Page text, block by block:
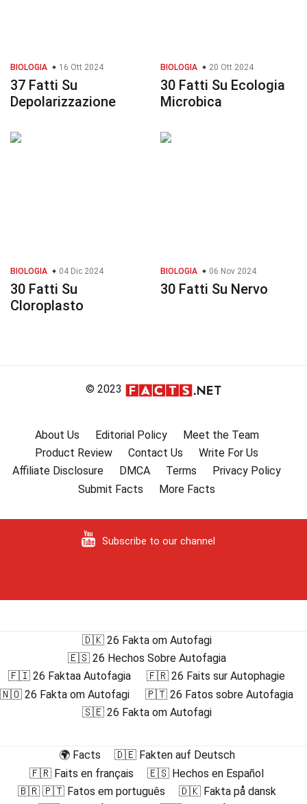
BIOLOGIA 16 Ott 2024
37 Fatti Su
Depolarizzazione
BIOLOGIA 20 Ott 2024
30 Fatti Su Ecologia
Microbica
BIOLOGIA 04 Dic 2024
30 Fatti Su
Cloroplasto
BIOLOGIA 06 Nov 2024
30 Fatti Su Nervo
© 2023
About Us Editorial Policy
Meet the Team
Product Review
Contact Us
Write For Us
Affiliate Disclosure
DMCA Terms
Privacy Policy
Submit Facts
More Facts
Subscribe to our channel
🇩🇰 26 Fakta om Autofagi
🇪🇸 26 Hechos Sobre Autofagia
🇫🇮 26 Faktaa Autofagia
🇫🇷 26 Faits sur Autophagie
🇳🇴 26 Fakta om Autofagi
🇵🇹 26 Fatos sobre Autofagia
🇸🇪 26 Fakta om Autofagi
🌍 Facts
🇩🇪 Fakten auf Deutsch
🇫🇷 Faits en français
🇪🇸 Hechos en Español
🇧🇷 🇵🇹 Fatos em português
🇩🇰 Fakta på dansk